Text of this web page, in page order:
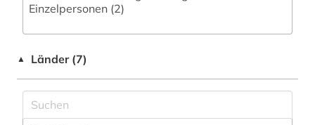
sozialwissenschaften (1)
theologie (2)
turkologie (5)
Einzelpersonen (2)
▲ Länder (7)